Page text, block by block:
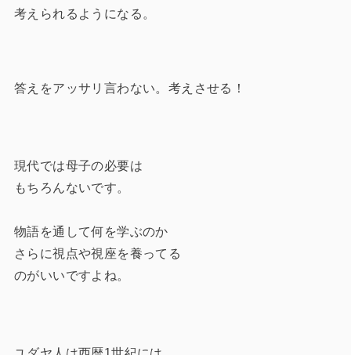
考えられるようになる。
答えをアッサリ言わない。考えさせる！
現代では母子の必要は
もちろんないです。
物語を通して何を学ぶのか
さらに視点や視座を養ってる
のがいいですよね。